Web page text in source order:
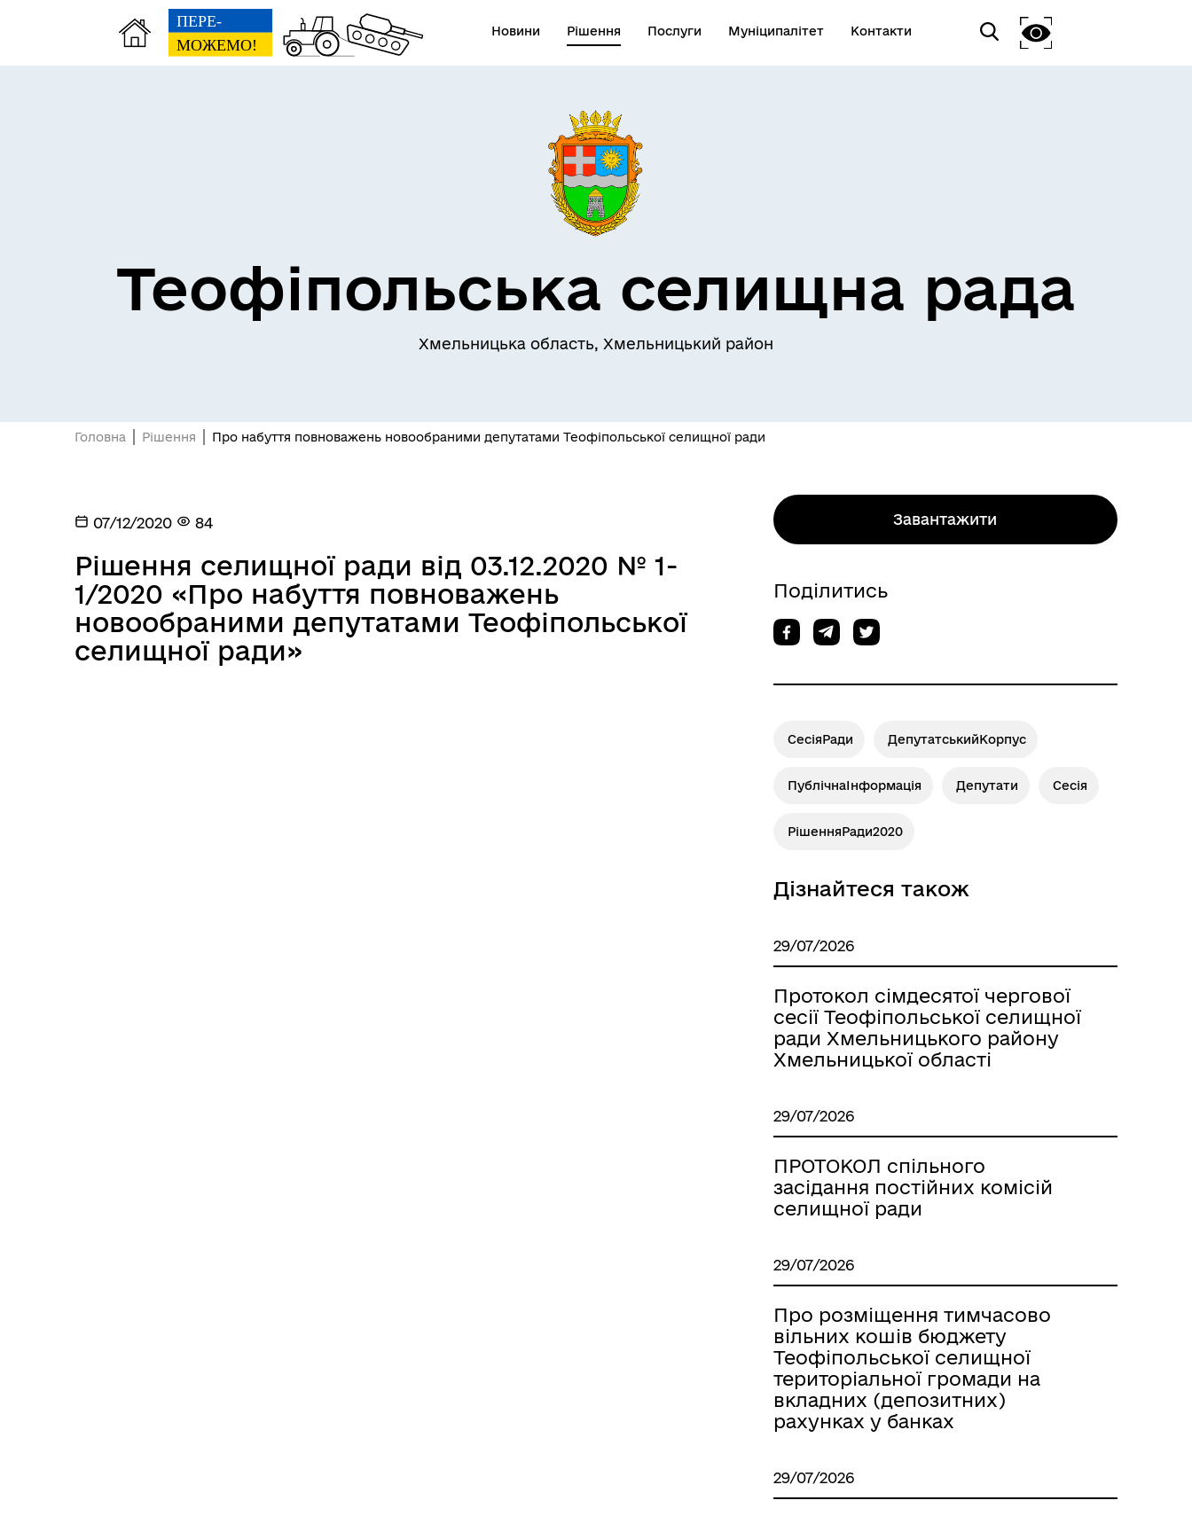
Новини Рішення Послуги Муніципалітет Контакти
Теофіпольська селищна рада
Хмельницька область, Хмельницький район
Головна Рішення Про набуття повноважень новообраними депутатами Теофіпольської селищної ради
07/12/2020 84
Рішення селищної ради від 03.12.2020 № 1-
1/2020 «Про набуття повноважень
новообраними депутатами Теофіпольської
селищної ради»
Завантажити
Поділитись
СесіяРади ДепутатськийКорпус
ПублічнаІнформація Депутати Сесія
РішенняРади2020
Дізнайтеся також
29/07/2026
Протокол сімдесятої чергової
сесії Теофіпольської селищної
ради Хмельницького району
Хмельницької області
29/07/2026
ПРОТОКОЛ спільного
засідання постійних комісій
селищної ради
29/07/2026
Про розміщення тимчасово
вільних кошів бюджету
Теофіпольської селищної
територіальної громади на
вкладних (депозитних)
рахунках у банках
29/07/2026